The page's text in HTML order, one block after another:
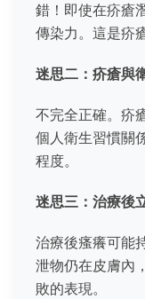
錯！即使在疥瘡
傳染力。這是疥
迷思二：疥瘡與
不完全正確。疥
個人衛生習慣關
程度。
迷思三：治療後
治療後瘙癢可能
泄物仍在皮膚內
敗的表現。